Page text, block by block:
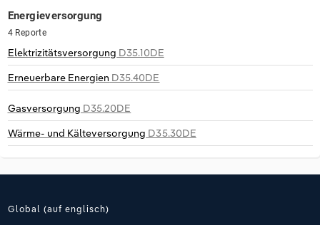
Energieversorgung
4 Reporte
Elektrizitätsversorgung D35.10DE
Erneuerbare Energien D35.40DE
Gasversorgung D35.20DE
Wärme- und Kälteversorgung D35.30DE
Global (auf englisch)
Groß- und Einzelhandel
Information und Kommunikation
Freiberufliche, wissenschaftliche und
Deutschland
Italien
Spanien
Marketing
Private Equity
Bibliotheken